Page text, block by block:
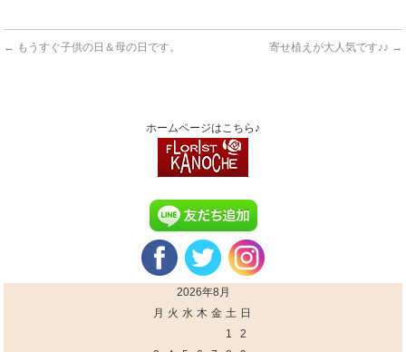
← もうすぐ子供の日＆母の日です。 寄せ植えが大人気です♪♪ →
ホームページはこちら♪
2026年8月
月 火 水 木 金 土 日
1
2